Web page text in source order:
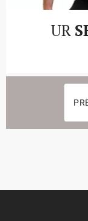
UR